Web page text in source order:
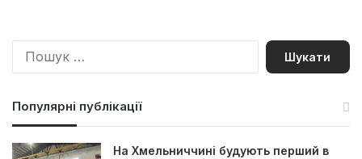
П
Популярні публікації
На Хмельниччині будують перший в